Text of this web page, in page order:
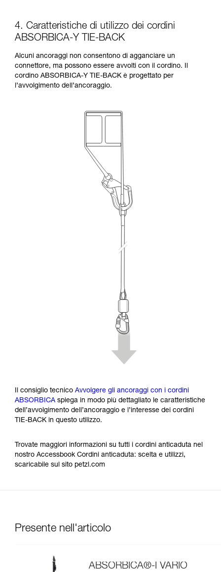
4. Caratteristiche di utilizzo dei cordini
ABSORBICA-Y TIE-BACK
Alcuni ancoraggi non consentono di agganciare un
connettore, ma possono essere avvolti con il cordino. Il
cordino ABSORBICA-Y TIE-BACK è progettato per
l’avvolgimento dell’ancoraggio.
Il consiglio tecnico Avvolgere gli ancoraggi con i cordini
ABSORBICA spiega in modo più dettagliato le caratteristiche
dell’avvolgimento dell’ancoraggio e l’interesse dei cordini
TIE-BACK in questo utilizzo.
Trovate maggiori informazioni su tutti i cordini anticaduta nel
nostro Accessbook Cordini anticaduta: scelta e utilizzi,
scaricabile sul sito petzl.com
Presente nell'articolo
ABSORBICA®-I VARIO